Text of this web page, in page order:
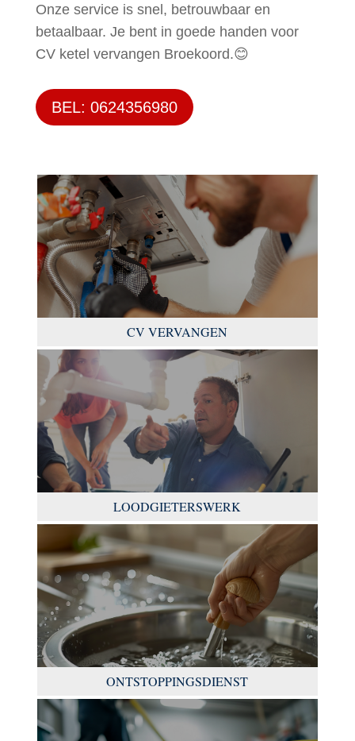
Onze service is snel, betrouwbaar en
betaalbaar. Je bent in goede handen voor
CV ketel vervangen Broekoord.😊
BEL: 0624356980
CV VERVANGEN
LOODGIETERSWERK
ONTSTOPPINGSDIENST